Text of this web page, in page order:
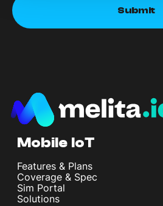
Mobile IoT
Features & Plans
Coverage & Spec
Sim Portal
Solutions